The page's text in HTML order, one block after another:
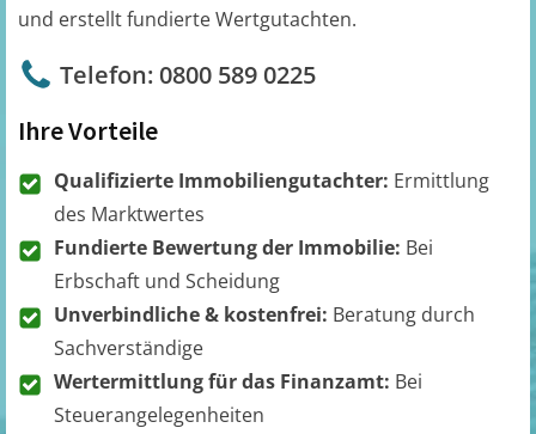
und erstellt fundierte Wertgutachten.
Telefon: 0800 589 0225
Ihre Vorteile
Qualifizierte Immobiliengutachter: Ermittlung
des Marktwertes
Fundierte Bewertung der Immobilie: Bei
Erbschaft und Scheidung
Unverbindliche & kostenfrei: Beratung durch
Sachverständige
Wertermittlung für das Finanzamt: Bei
Steuerangelegenheiten